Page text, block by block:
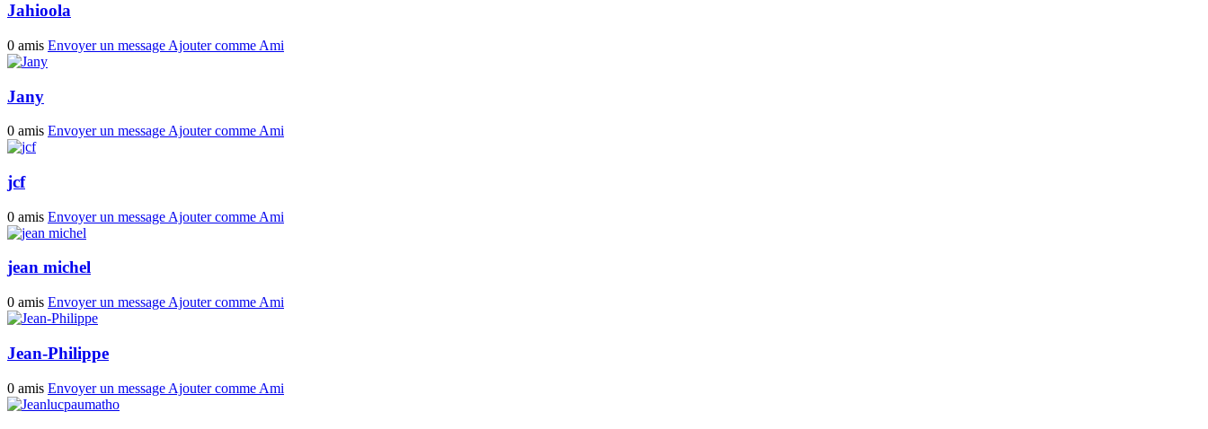
Jahioola
0 amis Envoyer un message Ajouter comme Ami
Jany
0 amis Envoyer un message Ajouter comme Ami
jcf
0 amis Envoyer un message Ajouter comme Ami
jean michel
0 amis Envoyer un message Ajouter comme Ami
Jean-Philippe
0 amis Envoyer un message Ajouter comme Ami